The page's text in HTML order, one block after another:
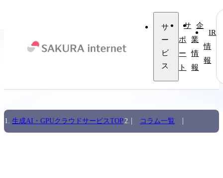
サ
ー
ビ
ス
サ
ポ
ー
ト
企
業
情
報
IR
情
報
生成AI・GPUクラウドサービスTOP コラム一覧